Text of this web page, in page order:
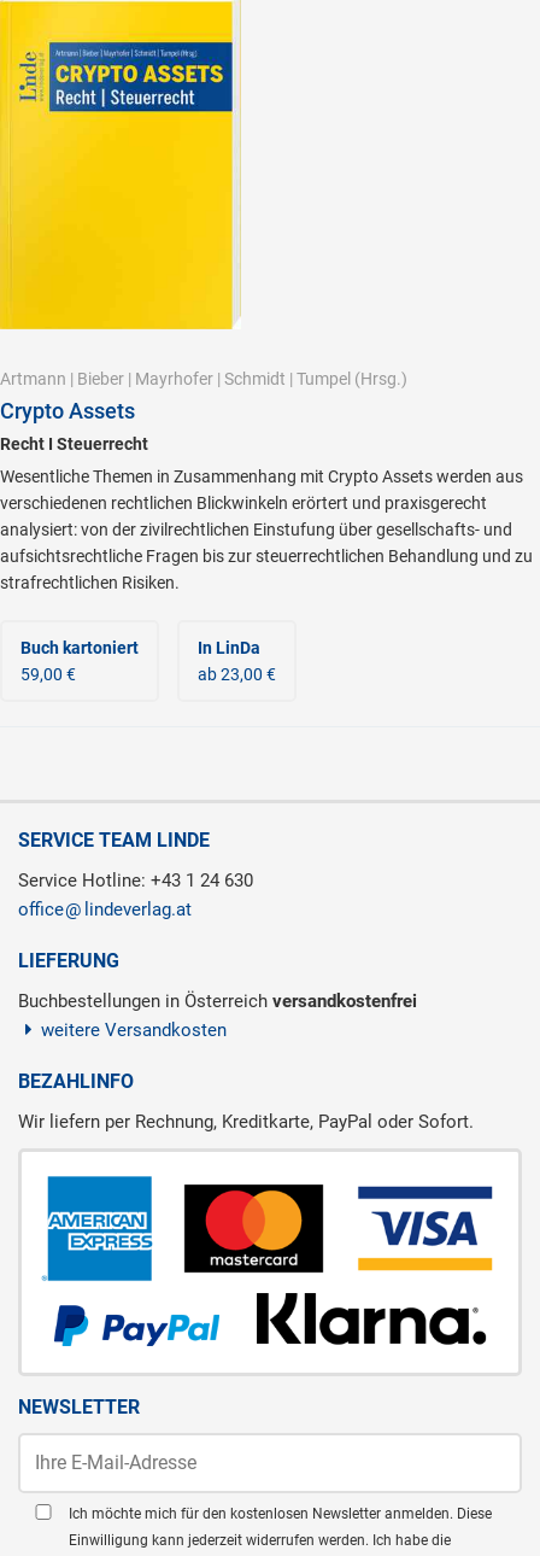
Artmann | Bieber | Mayrhofer | Schmidt | Tumpel (Hrsg.)
Crypto Assets
Recht I Steuerrecht
Wesentliche Themen in Zusammenhang mit Crypto Assets werden aus
verschiedenen rechtlichen Blickwinkeln erörtert und praxisgerecht
analysiert: von der zivilrechtlichen Einstufung über gesellschafts- und
aufsichtsrechtliche Fragen bis zur steuerrechtlichen Behandlung und zu
strafrechtlichen Risiken.
Buch kartoniert
59,00 €
In LinDa
ab 23,00 €
SERVICE TEAM LINDE
Service Hotline: +43 1 24 630
office
lindeverlag.at
LIEFERUNG
Buchbestellungen in Österreich versandkostenfrei
weitere Versandkosten
BEZAHLINFO
Wir liefern per Rechnung, Kreditkarte, PayPal oder Sofort.
NEWSLETTER
Ich möchte mich für den kostenlosen Newsletter anmelden. Diese
Einwilligung kann jederzeit widerrufen werden. Ich habe die